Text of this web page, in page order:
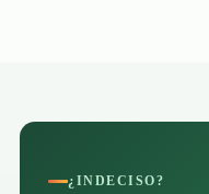
¿INDECISO?